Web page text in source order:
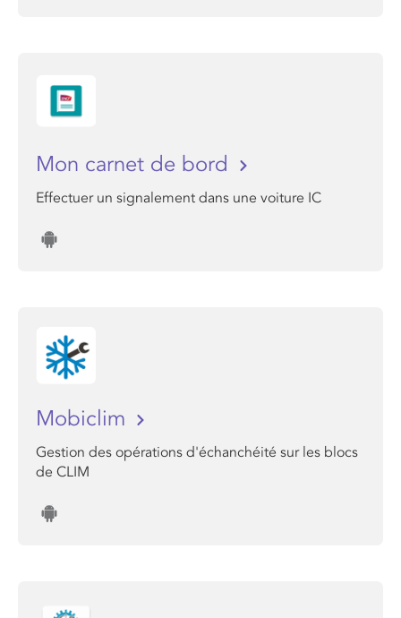
Mon carnet de bord
Effectuer un signalement dans une voiture IC
Mobiclim
Gestion des opérations d'échanchéité sur les blocs
de CLIM